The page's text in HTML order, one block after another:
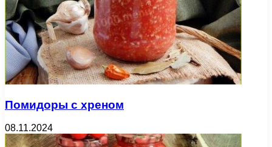
Помидоры с хреном
08.11.2024